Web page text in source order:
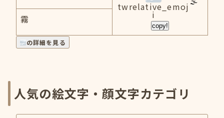
twrelative_emoj
i
copy!
霧
の詳細を見る
人気の絵文字・顔文字カテゴリ